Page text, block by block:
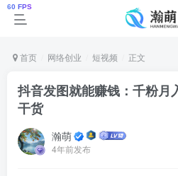
首页 网络创业 短视频 正文
抖音发图就能赚钱：千粉月
干货
瀚萌
4年前发布